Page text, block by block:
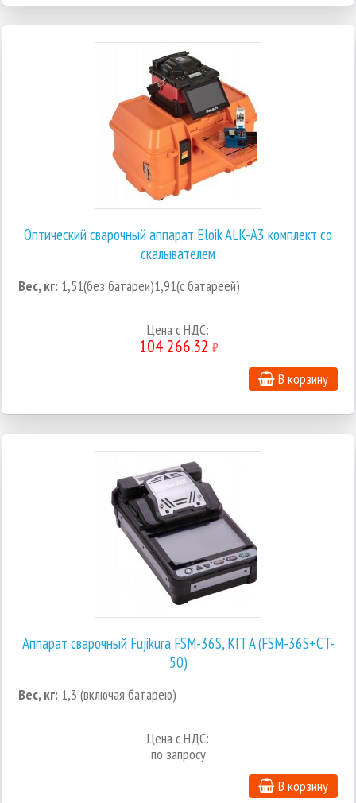
Оптический сварочный аппарат Eloik ALK-A3 комплект со
скалывателем
Вес, кг: 1,51(без батареи)1,91(с батареей)
Цена с НДС:
104 266.32 ₽
В корзину
Аппарат сварочный Fujikura FSM-36S, KIT A (FSM-36S+СT-
50)
Вес, кг: 1,3 (включая батарею)
Цена с НДС:
по запросу
В корзину